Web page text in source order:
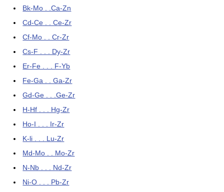
Bk-Mo . .Ca-Zn
Cd-Ce . . Ce-Zr
Cf-Mo . . Cr-Zr
Cs-F . . . Dy-Zr
Er-Fe . . . F-Yb
Fe-Ga . . Ga-Zr
Gd-Ge . . .Ge-Zr
H-Hf . . . Hg-Zr
Ho-I . . . Ir-Zr
K-li . . . Lu-Zr
Md-Mo . . Mo-Zr
N-Nb . . . Nd-Zr
Ni-O . . . Pb-Zr